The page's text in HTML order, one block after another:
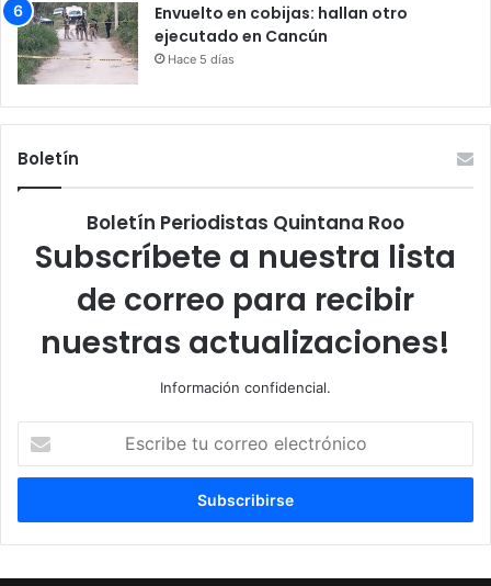
Envuelto en cobijas: hallan otro
ejecutado en Cancún
Hace 5 días
Boletín
Boletín Periodistas Quintana Roo
Subscríbete a nuestra lista
de correo para recibir
nuestras actualizaciones!
Información confidencial.
correo